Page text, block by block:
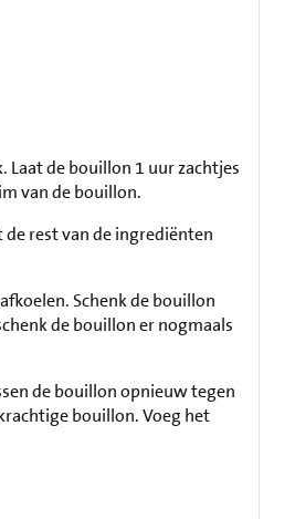
Laat de bouillon 1 uur zachtjes
van de bouillon.
rest van de ingrediënten
Schenk de bouillon
de bouillon er nogmaals
de bouillon opnieuw tegen
bouillon. Voeg het